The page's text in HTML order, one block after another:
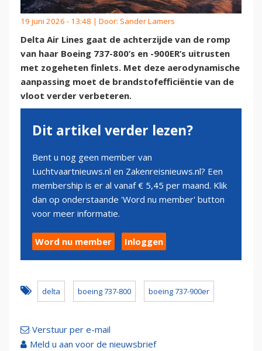
19 juni 2026 - 13:48 | Door: Sander Lamers
Delta Air Lines gaat de achterzijde van de romp
van haar Boeing 737-800’s en -900ER’s uitrusten
met zogeheten finlets. Met deze aerodynamische
aanpassing moet de brandstofefficiëntie van de
vloot verder verbeteren.
Dit artikel verder lezen?
Bent u nog geen member van
Luchtvaartnieuws.nl en Zakenreisnieuws.nl? Een
membership is er al vanaf € 5,45 per maand. Klik
dan op onderstaande 'Word nu member' button
voor meer informatie.
Word nu member Inloggen
delta boeing 737-800 boeing 737-900er
Verstuur per e-mail
Meld u aan voor de nieuwsbrief